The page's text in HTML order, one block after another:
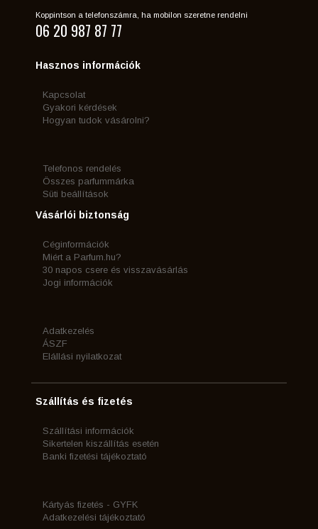
Koppintson a telefonszámra, ha mobilon szeretne rendelni
06 20 987 87 77
Hasznos információk
Kapcsolat
Gyakori kérdések
Hogyan tudok vásárolni?
Telefonos rendelés
Összes parfummárka
Süti beállítások
Vásárlói biztonság
Céginformációk
Miért a Parfum.hu?
30 napos csere és visszavásárlás
Jogi információk
Adatkezelés
ÁSZF
Elállási nyilatkozat
Szállítás és fizetés
Szállítási információk
Sikertelen kiszállítás esetén
Banki fizetési tájékoztató
Kártyás fizetés - GYFK
Adatkezelési tájékoztató